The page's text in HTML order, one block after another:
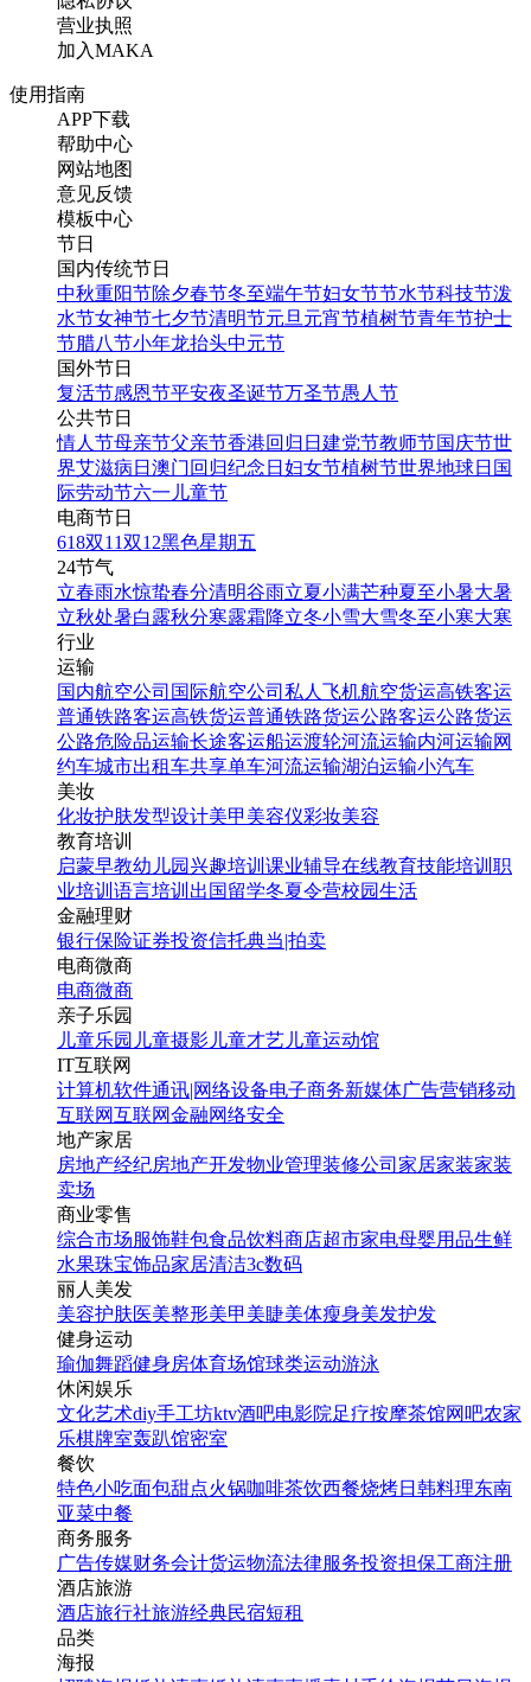
蓝色简约风复活节促销海
找相似
手机海报
桔色手绘风复活节促销海
找相似
手机海报
蓝色卡通风复活节促销海
找相似
手机海报
手绘风复活节公众号首图
找相似
公众号首图
创意复活节手机海报素材
模板图
营业执照
加入MAKA
使用指南
APP下载
帮助中心
网站地图
意见反馈
模板中心
节日
国内传统节日
中秋重阳节除夕春节冬至端午节妇女节节水节科技节泼
水节女神节七夕节清明节元旦 元宵节植树节青年节护士
节腊八节小年龙抬头中元节
国外节日
复活节感恩节平安夜圣诞节万圣节愚人节
公共节日
情人节母亲节父亲节香港回归日 建党节教师节国庆节世
界艾滋病日 澳门回归纪念日 妇女节植树节世界地球日 国
际劳动节六一儿童节
电商节日
618双11双12黑色星期五
24节气
立春雨水惊蛰春分清明谷雨立夏小满芒种夏至小暑大暑
立秋处暑白露秋分寒露霜降立冬小雪大雪冬至小寒大寒
行业
运输
国内航空公司 国际航空公司 私人飞机航空货运高铁客运
普通铁路客运高铁货运普通铁路货运公路客运公路货运
公路危险品运输长途客运船运渡轮河流运输内河运输网
约车城市出租车共享单车河流运输湖泊运输小汽车
美妆
化妆护肤发型设计美甲 美容仪彩妆美容
教育培训
启蒙早教幼儿园 兴趣培训 课业辅导在线教育技能培训 职
业培训 语言培训 出国留学冬夏令营校园生活
金融理财
银行保险证券投资信托典当|拍卖
电商微商
电商微商
亲子乐园
儿童乐园 儿童摄影 儿童才艺 儿童运动馆
IT互联网
计算机软件通讯|网络设备电子商务新媒体广告营销移动
互联网互联网金融网络安全
地产家居
房地产经纪房地产开发物业管理装修公司 家居家装家装
卖场
商业零售
综合市场服饰鞋包食品饮料商店超市家电母婴用品生鲜
水果珠宝饰品家居清洁3c数码
丽人美发
美容护肤医美整形美甲美睫美体瘦身美发护发
健身运动
瑜伽舞蹈健身房体育场馆球类运动游泳
休闲娱乐
文化艺术diy手工坊ktv酒吧电影院足疗按摩茶馆网吧农家
乐棋牌室轰趴馆密室
餐饮
特色小吃面包甜点火锅咖啡茶饮西餐烧烤日韩料理东南
亚菜中餐
商务服务
广告传媒财务会计货运物流法律服务投资担保工商注册
酒店旅游
酒店旅行社旅游经典民宿短租
品类
海报